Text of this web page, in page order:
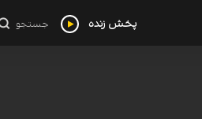
پخش زنده جستجو